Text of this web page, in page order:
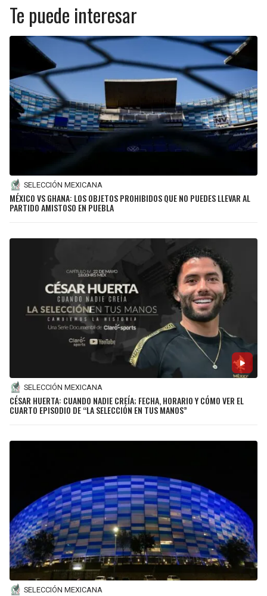
Te puede interesar
SELECCIÓN MEXICANA
MÉXICO VS GHANA: LOS OBJETOS PROHIBIDOS QUE NO PUEDES LLEVAR AL
PARTIDO AMISTOSO EN PUEBLA
SELECCIÓN MEXICANA
CÉSAR HUERTA: CUANDO NADIE CREÍA; FECHA, HORARIO Y CÓMO VER EL
CUARTO EPISODIO DE “LA SELECCIÓN EN TUS MANOS”
SELECCIÓN MEXICANA